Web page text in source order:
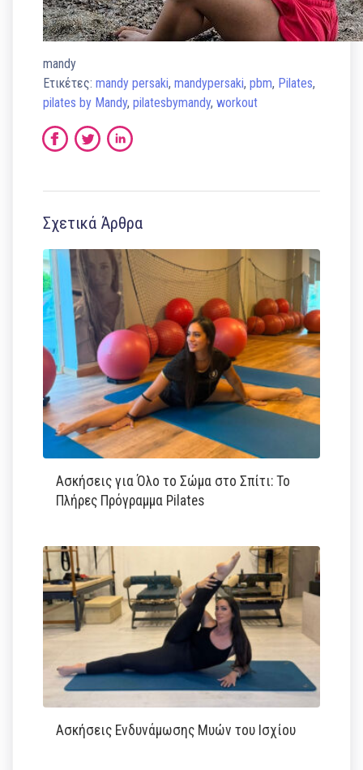
mandy
Ετικέτες:mandy persaki,mandypersaki,pbm, Pilates,
pilates by Mandy,pilatesbymandy,workout
Σχετικά Άρθρα
Ασκήσεις για Όλο το Σώμα στο Σπίτι: Το
Πλήρες Πρόγραμμα Pilates
Ασκήσεις Ενδυνάμωσης Μυών του Ισχίου